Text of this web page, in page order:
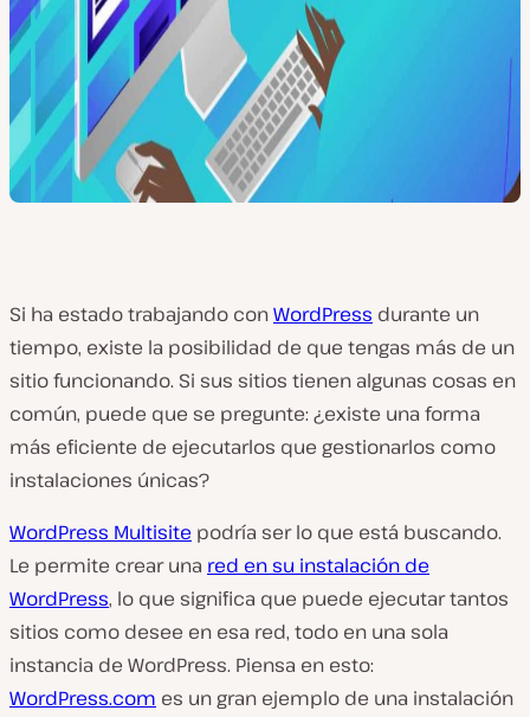
Si ha estado trabajando conWordPress durante un
tiempo, existe la posibilidad de que tengas más de un
sitio funcionando. Si sus sitios tienen algunas cosas en
común, puede que se pregunte: ¿existe una forma
más eficiente de ejecutarlos que gestionarlos como
instalaciones únicas?
WordPress Multisite podría ser lo que está buscando.
Le permite crear una red en su instalación de
WordPress, lo que significa que puede ejecutar tantos
sitios como desee en esa red, todo en una sola
instancia de WordPress. Piensa en esto:
WordPress.com es un gran ejemplo de una instalación